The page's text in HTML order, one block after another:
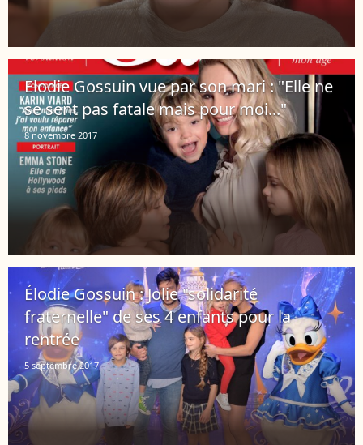
Elodie Gossuin vue par son mari : "Elle ne
se sent pas fatale mais pour moi..."
8 novembre 2017
Élodie Gossuin : Jolie "solidarité
fraternelle" de ses 4 enfants pour la
rentrée
5 septembre 2017